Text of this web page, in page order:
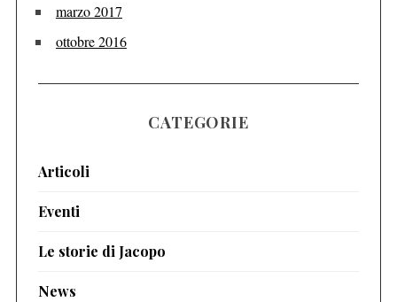
marzo 2017
ottobre 2016
CATEGORIE
Articoli
Eventi
Le storie di Jacopo
News